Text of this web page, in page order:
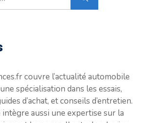
couvre l’actualité automobile
spécialisation dans les essais,
d’achat, et conseils d’entretien.
aussi une expertise sur la